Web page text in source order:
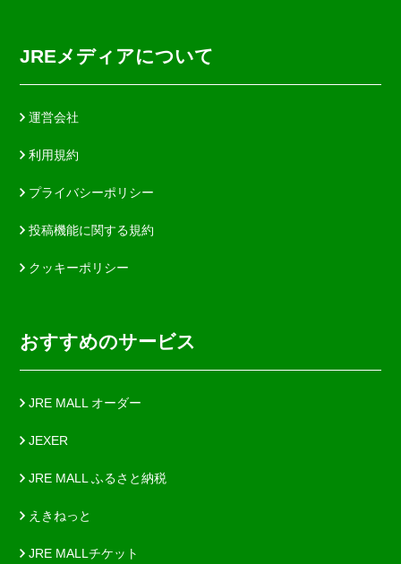
JREメディアについて
運営会社
利用規約
プライバシーポリシー
投稿機能に関する規約
クッキーポリシー
おすすめのサービス
JRE MALL オーダー
JEXER
JRE MALL ふるさと納税
えきねっと
JRE MALLチケット